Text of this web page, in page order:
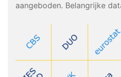
aangeboden. Belangrijke